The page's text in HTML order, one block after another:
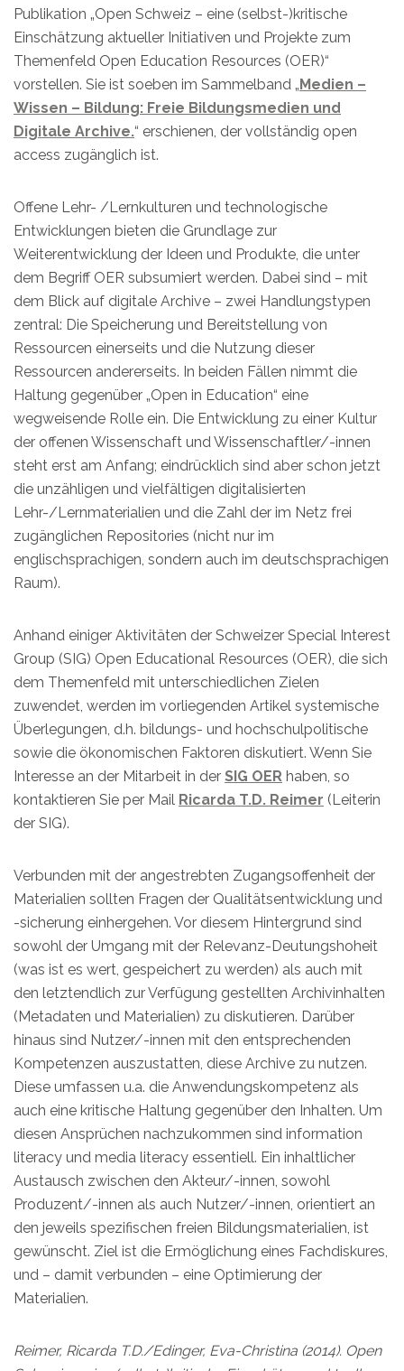
Publikation „Open Schweiz – eine (selbst-)kritische
Einschätzung aktueller Initiativen und Projekte zum
Themenfeld Open Education Resources (OER)“
vorstellen. Sie ist soeben im Sammelband „Medien –
Wissen – Bildung: Freie Bildungsmedien und
Digitale Archive.“ erschienen, der vollständig open
access zugänglich ist.
Offene Lehr- /Lernkulturen und technologische
Entwicklungen bieten die Grundlage zur
Weiterentwicklung der Ideen und Produkte, die unter
dem Begriff OER subsumiert werden. Dabei sind – mit
dem Blick auf digitale Archive – zwei Handlungstypen
zentral: Die Speicherung und Bereitstellung von
Ressourcen einerseits und die Nutzung dieser
Ressourcen andererseits. In beiden Fällen nimmt die
Haltung gegenüber „Open in Education“ eine
wegweisende Rolle ein. Die Entwicklung zu einer Kultur
der offenen Wissenschaft und Wissenschaftler/-innen
steht erst am Anfang; eindrücklich sind aber schon jetzt
die unzähligen und vielfältigen digitalisierten
Lehr-/Lernmaterialien und die Zahl der im Netz frei
zugänglichen Repositories (nicht nur im
englischsprachigen, sondern auch im deutschsprachigen
Raum).
Anhand einiger Aktivitäten der Schweizer Special Interest
Group (SIG) Open Educational Resources (OER), die sich
dem Themenfeld mit unterschiedlichen Zielen
zuwendet, werden im vorliegenden Artikel systemische
Überlegungen, d.h. bildungs- und hochschulpolitische
sowie die ökonomischen Faktoren diskutiert. Wenn Sie
Interesse an der Mitarbeit in der SIG OER haben, so
kontaktieren Sie per Mail Ricarda T.D. Reimer (Leiterin
der SIG).
Verbunden mit der angestrebten Zugangsoffenheit der
Materialien sollten Fragen der Qualitätsentwicklung und
-sicherung einhergehen. Vor diesem Hintergrund sind
sowohl der Umgang mit der Relevanz-Deutungshoheit
(was ist es wert, gespeichert zu werden) als auch mit
den letztendlich zur Verfügung gestellten Archivinhalten
(Metadaten und Materialien) zu diskutieren. Darüber
hinaus sind Nutzer/-innen mit den entsprechenden
Kompetenzen auszustatten, diese Archive zu nutzen.
Diese umfassen u.a. die Anwendungskompetenz als
auch eine kritische Haltung gegenüber den Inhalten. Um
diesen Ansprüchen nachzukommen sind information
literacy und media literacy essentiell. Ein inhaltlicher
Austausch zwischen den Akteur/-innen, sowohl
Produzent/-innen als auch Nutzer/-innen, orientiert an
den jeweils spezifischen freien Bildungsmaterialien, ist
gewünscht. Ziel ist die Ermöglichung eines Fachdiskures,
und – damit verbunden – eine Optimierung der
Materialien.
Reimer, Ricarda T.D./Edinger, Eva-Christina (2014). Open